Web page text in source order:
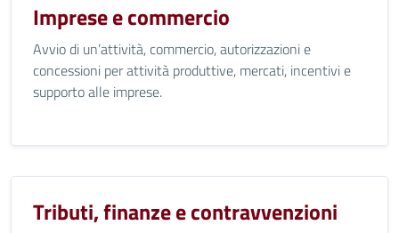
Imprese e commercio
Avvio di un’attività, commercio, autorizzazioni e
concessioni per attività produttive, mercati, incentivi e
supporto alle imprese.
Tributi, finanze e contravvenzioni